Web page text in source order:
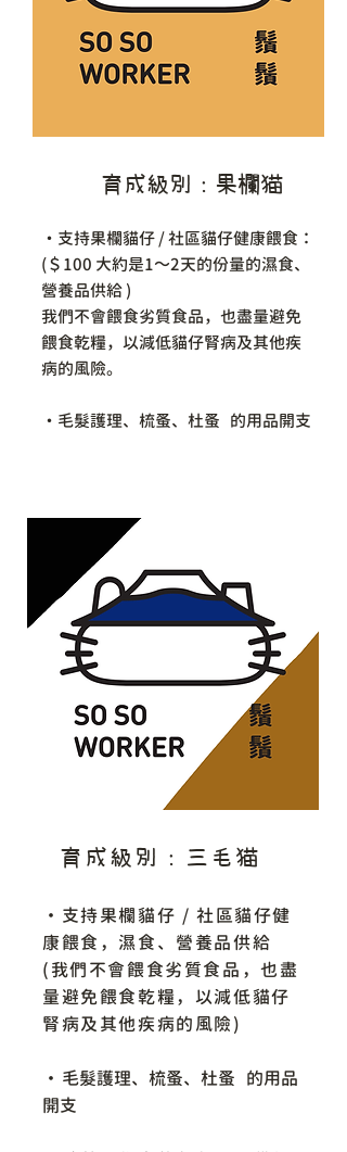
育成級別：果欄猫
・支持果欄貓仔 / 社區貓仔健康餵食：
(＄100 大約是1～2天的份量的濕食、
營養品供給 )
我們不會餵食劣質食品，也盡量避免
餵食乾糧，以減低貓仔腎病及其他疾
病的風險。
・毛髮護理、梳蚤、杜蚤 的用品開支
育成級別：三毛猫貓
・支持果欄貓仔 / 社區貓仔健
康餵食，濕食、營養品供給
(我們不會餵食劣質食品，也盡
量避免餵食乾糧，以減低貓仔
腎病及其他疾病的風險)
​・ 毛髮護理、梳蚤、杜蚤 的用品
開支